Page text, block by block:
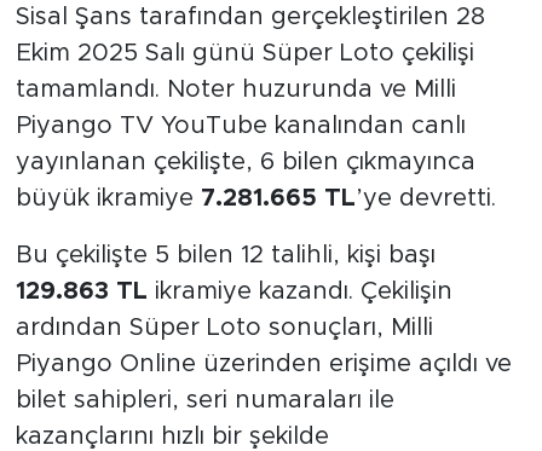
Sisal Şans tarafından gerçekleştirilen 28
Ekim 2025 Salı günü Süper Loto çekilişi
tamamlandı. Noter huzurunda ve Milli
Piyango TV YouTube kanalından canlı
yayınlanan çekilişte, 6 bilen çıkmayınca
büyük ikramiye 7.281.665 TL’ye devretti.
Bu çekilişte 5 bilen 12 talihli, kişi başı
129.863 TL ikramiye kazandı. Çekilişin
ardından Süper Loto sonuçları, Milli
Piyango Online üzerinden erişime açıldı ve
bilet sahipleri, seri numaraları ile
kazançlarını hızlı bir şekilde